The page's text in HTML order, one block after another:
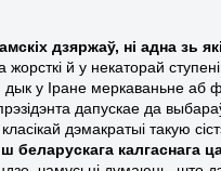
дзяржаў, ні адна зь
жорсткі й у некаторай
дык у Іране меркаваньне
дапускае да
дэмакратыі такую
беларускага калгаснага